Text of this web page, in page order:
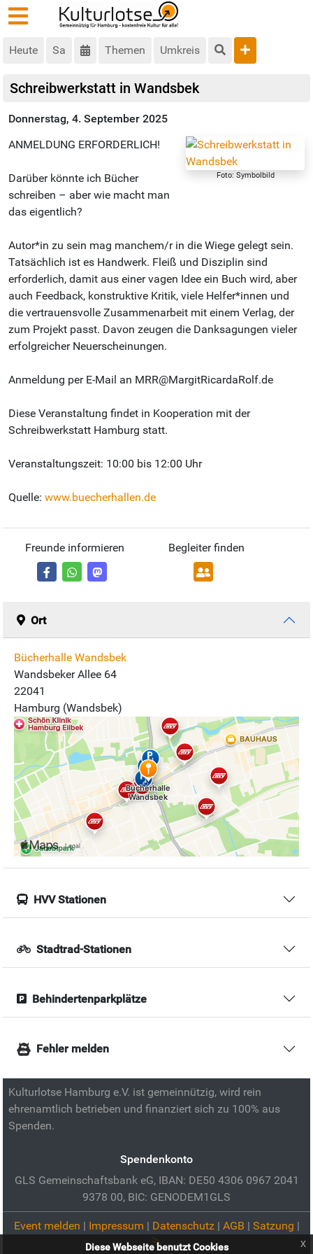
Heute Sa Themen Umkreis
Schreibwerkstatt in Wandsbek
Donnerstag, 4. September 2025
Foto: Symbolbild
ANMELDUNG ERFORDERLICH!
Darüber könnte ich Bücher
schreiben – aber wie macht man
das eigentlich?
Autor*in zu sein mag manchem/r in die Wiege gelegt sein.
Tatsächlich ist es Handwerk. Fleiß und Disziplin sind
erforderlich, damit aus einer vagen Idee ein Buch wird, aber
auch Feedback, konstruktive Kritik, viele Helfer*innen und
die vertrauensvolle Zusammenarbeit mit einem Verlag, der
zum Projekt passt. Davon zeugen die Danksagungen vieler
erfolgreicher Neuerscheinungen.
Anmeldung per E-Mail an MRR@MargitRicardaRolf.de
Diese Veranstaltung findet in Kooperation mit der
Schreibwerkstatt Hamburg statt.
Veranstaltungszeit: 10:00 bis 12:00 Uhr
Quelle: www.buecherhallen.de
Freunde informieren Begleiter finden
Ort
Bücherhalle Wandsbek
Wandsbeker Allee 64
22041
Hamburg (Wandsbek)
HVV Stationen
Stadtrad-Stationen
Behindertenparkplätze
Fehler melden
Kulturlotse Hamburg e.V. ist gemeinnützig, wird rein
ehrenamtlich betrieben und finanziert sich zu 100% aus
Spenden.
Spendenkonto
GLS Gemeinschaftsbank eG, IBAN: DE50 4306 0967 2041
9378 00, BIC: GENODEM1GLS
Event melden | Impressum | Datenschutz| AGB | Satzung |
Diese Webseite benutzt Cookies x